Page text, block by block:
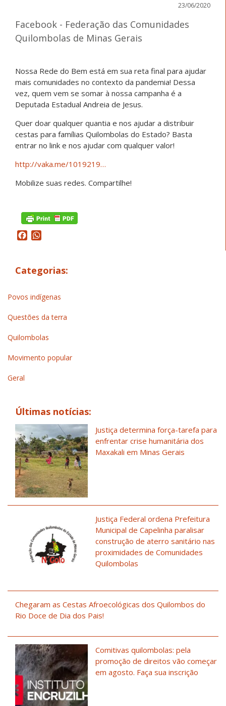
23/06/2020
Facebook - Federação das Comunidades
Quilombolas de Minas Gerais
Nossa Rede do Bem está em sua reta final para ajudar
mais comunidades no contexto da pandemia! Dessa
vez, quem vem se somar à nossa campanha é a
Deputada Estadual Andreia de Jesus.
Quer doar qualquer quantia e nos ajudar a distribuir
cestas para famílias Quilombolas do Estado? Basta
entrar no link e nos ajudar com qualquer valor!
http://vaka.me/1019219…
Mobilize suas redes. Compartilhe!
Facebook
Categorias:
Povos indígenas
Questões da terra
Quilombolas
Movimento popular
Geral
Últimas notícias:
Justiça determina força-tarefa para
enfrentar crise humanitária dos
Maxakali em Minas Gerais
Justiça Federal ordena Prefeitura
Municipal de Capelinha paralisar
construção de aterro sanitário nas
proximidades de Comunidades
Quilombolas
Chegaram as Cestas Afroecológicas dos Quilombos do
Rio Doce de Dia dos Pais!
Comitivas quilombolas: pela
promoção de direitos vão começar
em agosto. Faça sua inscrição